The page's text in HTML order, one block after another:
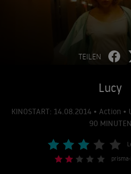
TEILEN
Lucy
KINOSTART: 14.08.2014 • Action •
90 MINUTEN